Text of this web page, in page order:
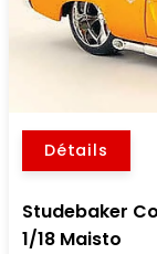
Détails
Studebaker
1/18 Maisto